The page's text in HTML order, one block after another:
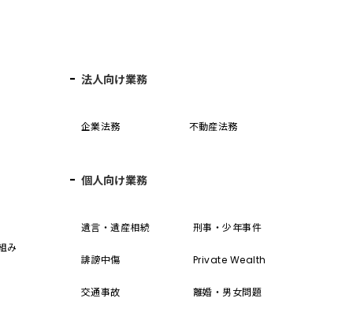
み
法人向け業務
企業法務 不動産法務
個人向け業務
遺言・遺産相続 刑事・少年事件
誹謗中傷 Private Wealth
交通事故 離婚・男女問題